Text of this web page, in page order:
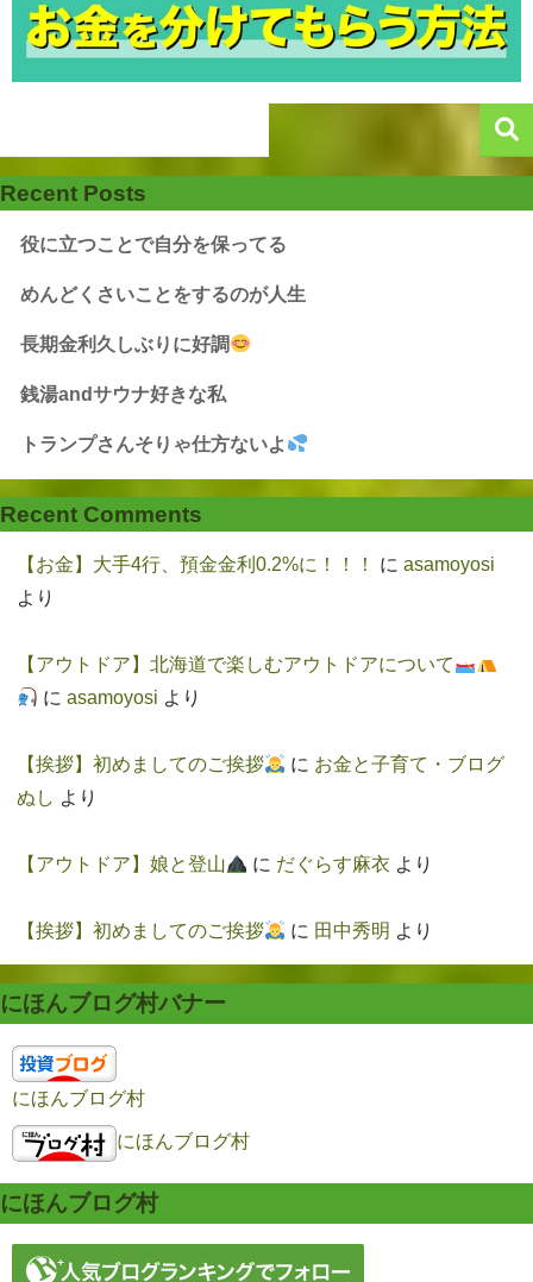
Recent Posts
役に立つことで自分を保ってる
めんどくさいことをするのが人生
長期金利久しぶりに好調
銭湯andサウナ好きな私
トランプさんそりゃ仕方ないよ
Recent Comments
【お金】大手4行、預金金利0.2%に！！！ に asamoyosi
より
【アウトドア】北海道で楽しむアウトドアについて
に asamoyosi より
【挨拶】初めましてのご挨拶 に お金と子育て・ブログ
ぬし より
【アウトドア】娘と登山 に だぐらす麻衣 より
【挨拶】初めましてのご挨拶 に 田中秀明 より
にほんブログ村バナー
にほんブログ村
にほんブログ村
にほんブログ村